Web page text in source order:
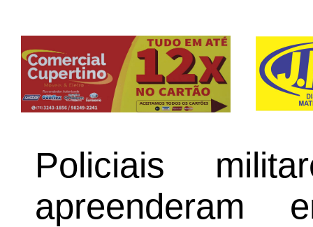
Policiais
apreenderam